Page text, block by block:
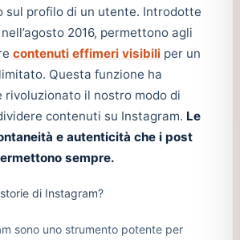
sul profilo di un utente. Introdotte
2016, permettono agli
contenuti effimeri visibiliper un
Questa funzione ha
rivoluzionato il nostro modo di
contenuti su Instagram. Le
e autenticità che i post
sempre.
di Instagram?
sono uno strumento potente per